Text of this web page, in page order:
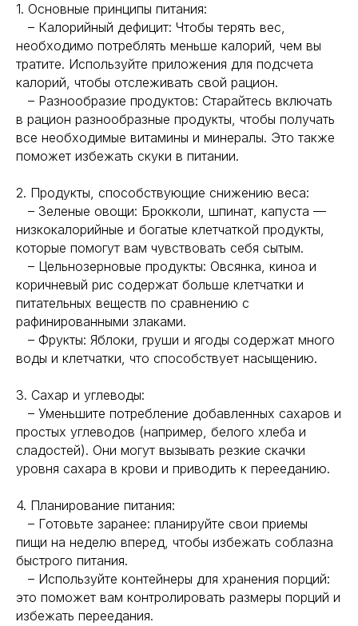
1. Основные принципы питания:
– Калорийный дефицит: Чтобы терять вес,
необходимо потреблять меньше калорий, чем вы
тратите. Используйте приложения для подсчета
калорий, чтобы отслеживать свой рацион.
– Разнообразие продуктов: Старайтесь включать
в рацион разнообразные продукты, чтобы получать
все необходимые витамины и минералы. Это также
поможет избежать скуки в питании.
2. Продукты, способствующие снижению веса:
– Зеленые овощи: Брокколи, шпинат, капуста —
низкокалорийные и богатые клетчаткой продукты,
которые помогут вам чувствовать себя сытым.
– Цельнозерновые продукты: Овсянка, киноа и
коричневый рис содержат больше клетчатки и
питательных веществ по сравнению с
рафинированными злаками.
– Фрукты: Яблоки, груши и ягоды содержат много
воды и клетчатки, что способствует насыщению.
3. Сахар и углеводы:
– Уменьшите потребление добавленных сахаров и
простых углеводов (например, белого хлеба и
сладостей). Они могут вызывать резкие скачки
уровня сахара в крови и приводить к перееданию.
4. Планирование питания:
– Готовьте заранее: планируйте свои приемы
пищи на неделю вперед, чтобы избежать соблазна
быстрого питания.
– Используйте контейнеры для хранения порций:
это поможет вам контролировать размеры порций и
избежать переедания.